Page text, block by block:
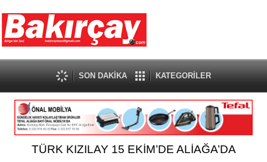
SON DAKİKA KATEGORİLER
TÜRK KIZILAY 15 EKİM’DE ALİAĞA’DA